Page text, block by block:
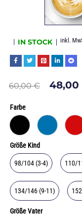
IN STOCK inkl.
60,00€ 48,00
Farbe
Größe Kind
98/104 (3-4) 110/
134/146 (9-11)
Größe Vater